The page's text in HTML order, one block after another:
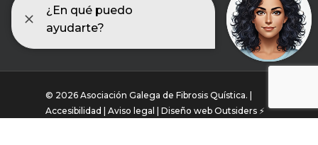
© 2026 Asociación Galega de Fibrosis Quística. |
Accesibilidad | Aviso legal | Diseño web Outsiders ⚡